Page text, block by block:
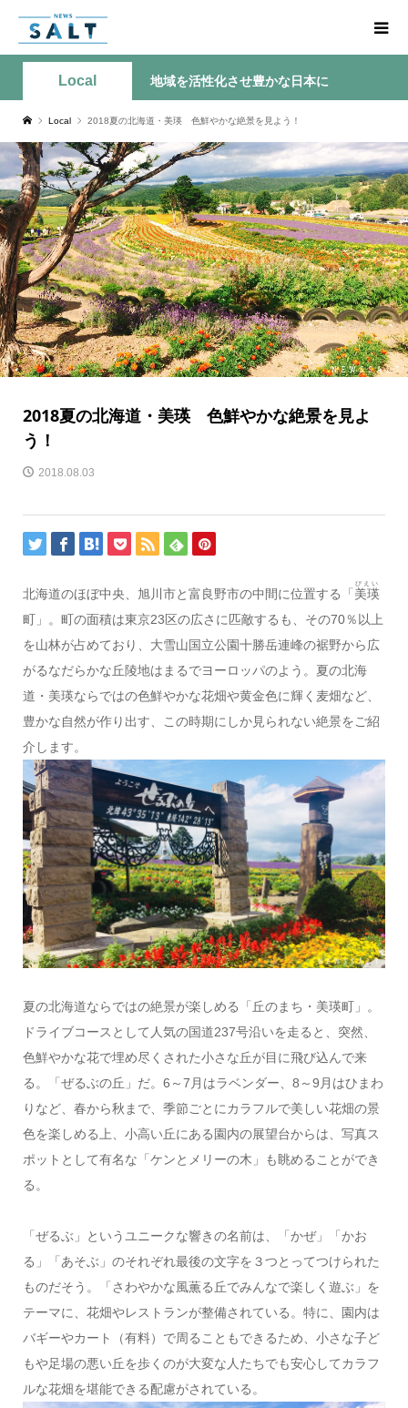
Local 地域を活性化させ豊かな日本に
Local 2018夏の北海道・美瑛 色鮮やかな絶景を見よう！
2018夏の北海道・美瑛 色鮮やかな絶景を見よ
う！
2018.08.03
北海道のほぼ中央、旭川市と富良野市の中間に位置する「美瑛
びえい
町」。町の面積は東京23区の広さに匹敵するも、その70％以上
を山林が占めており、大雪山国立公園十勝岳連峰の裾野から広
がるなだらかな丘陵地はまるでヨーロッパのよう。夏の北海
道・美瑛ならではの色鮮やかな花畑や黄金色に輝く麦畑など、
豊かな自然が作り出す、この時期にしか見られない絶景をご紹
介します。
夏の北海道ならではの絶景が楽しめる「丘のまち・美瑛町」。
ドライブコースとして人気の国道237号沿いを走ると、突然、
色鮮やかな花で埋め尽くされた小さな丘が目に飛び込んで来
る。「ぜるぶの丘」だ。6～7月はラベンダー、8～9月はひまわ
りなど、春から秋まで、季節ごとにカラフルで美しい花畑の景
色を楽しめる上、小高い丘にある園内の展望台からは、写真ス
ポットとして有名な「ケンとメリーの木」も眺めることができ
る。
「ぜるぶ」というユニークな響きの名前は、「かぜ」「かお
る」「あそぶ」のそれぞれ最後の文字を３つとってつけられた
ものだそう。「さわやかな風薫る丘でみんなで楽しく遊ぶ」を
テーマに、花畑やレストランが整備されている。特に、園内は
バギーやカート（有料）で周ることもできるため、小さな子ど
もや足場の悪い丘を歩くのが大変な人たちでも安心してカラフ
ルな花畑を堪能できる配慮がされている。